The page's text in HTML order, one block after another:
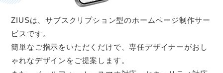
ZIUSは、サブスクリプション型のホームページ制作サー
ビスです。
簡単なご指示をいただくだけで、専任デザイナーがおし
ゃれなデザインをご提案します。